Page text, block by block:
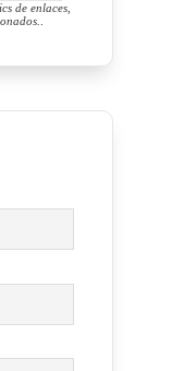
de enlaces,
.